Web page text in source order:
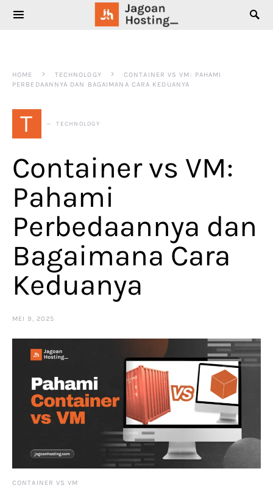
SEARCH FOR:
HOME TECHNOLOGY
CONTAINER VS VM: PAHAMI
PERBEDAANNYA DAN BAGAIMANA CARA KEDUANYA
T TECHNOLOGY
Container vs VM:
Pahami
Perbedaannya dan
Bagaimana Cara
Keduanya
MEI 9, 2025
CONTAINER VS VM